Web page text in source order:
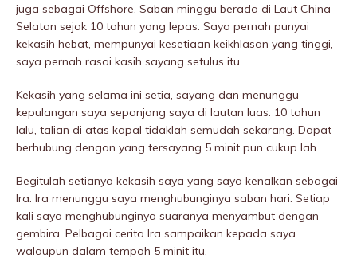
juga sebagai Offshore. Saban minggu berada di Laut China
Selatan sejak 10 tahun yang lepas. Saya pernah punyai
kekasih hebat, mempunyai kesetiaan keikhlasan yang tinggi,
saya pernah rasai kasih sayang setulus itu.
Kekasih yang selama ini setia, sayang dan menunggu
kepulangan saya sepanjang saya di lautan luas. 10 tahun
lalu, talian di atas kapal tidaklah semudah sekarang. Dapat
berhubung dengan yang tersayang 5 minit pun cukup lah.
Begitulah setianya kekasih saya yang saya kenalkan sebagai
Ira. Ira menunggu saya menghubunginya saban hari. Setiap
kali saya menghubunginya suaranya menyambut dengan
gembira. Pelbagai cerita Ira sampaikan kepada saya
walaupun dalam tempoh 5 minit itu.